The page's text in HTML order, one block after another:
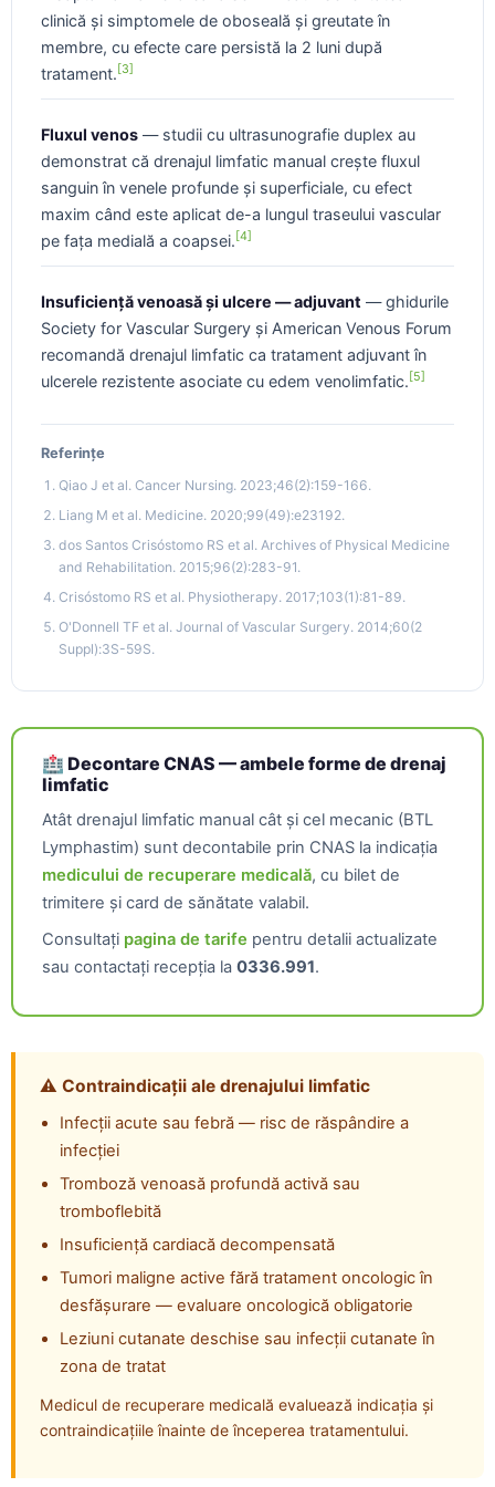
clinică și simptomele de oboseală și greutate în
membre, cu efecte care persistă la 2 luni după
tratament. [3]
Fluxul venos — studii cu ultrasunografie duplex au
demonstrat că drenajul limfatic manual crește fluxul
sanguin în venele profunde și superficiale, cu efect
maxim când este aplicat de-a lungul traseului vascular
pe fața medială a coapsei. [4]
Insuficiență venoasă și ulcere — adjuvant — ghidurile
Society for Vascular Surgery și American Venous Forum
recomandă drenajul limfatic ca tratament adjuvant în
ulcerele rezistente asociate cu edem venolimfatic. [5]
Referințe
Qiao J et al. Cancer Nursing. 2023;46(2):159-166.
Liang M et al. Medicine. 2020;99(49):e23192.
dos Santos Crisóstomo RS et al. Archives of Physical Medicine
and Rehabilitation. 2015;96(2):283-91.
Crisóstomo RS et al. Physiotherapy. 2017;103(1):81-89.
O'Donnell TF et al. Journal of Vascular Surgery. 2014;60(2
Suppl):3S-59S.
🏥 Decontare CNAS — ambele forme de drenaj
limfatic
Atât drenajul limfatic manual cât și cel mecanic (BTL
Lymphastim) sunt decontabile prin CNAS la indicația
medicului de recuperare medicală, cu bilet de
trimitere și card de sănătate valabil.
Consultați pagina de tarife pentru detalii actualizate
sau contactați recepția la 0336.991.
⚠️ Contraindicații ale drenajului limfatic
Infecții acute sau febră — risc de răspândire a
infecției
Tromboză venoasă profundă activă sau
tromboflebită
Insuficiență cardiacă decompensată
Tumori maligne active fără tratament oncologic în
desfășurare — evaluare oncologică obligatorie
Leziuni cutanate deschise sau infecții cutanate în
zona de tratat
Medicul de recuperare medicală evaluează indicația și
contraindicațiile înainte de începerea tratamentului.